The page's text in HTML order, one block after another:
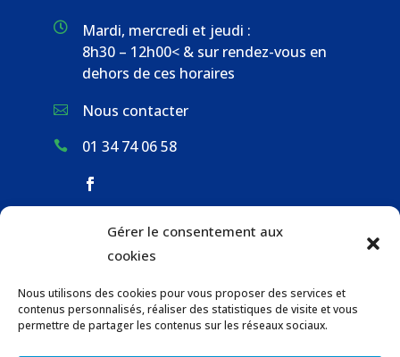
Gérer le consentement aux
cookies
Nous utilisons des cookies pour vous proposer des services et
contenus personnalisés, réaliser des statistiques de visite et vous
permettre de partager les contenus sur les réseaux sociaux.

Mardi, mercredi et jeudi :
8h30 – 12h00< & sur rendez-vous en
dehors de ces horaires
 Nous contacter
 01 34 74 06 58
GESTION DES DÉCHETS
URBANISME
COMMUNICATIONS DE LA MAIRIE